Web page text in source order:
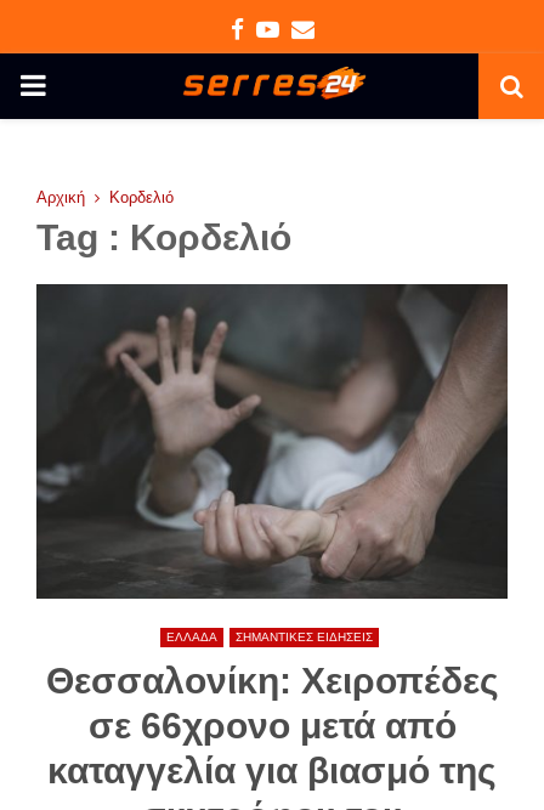
Facebook
Youtube
Email
PRIMARY
Αρχική Κορδελιό
Tag : Κορδελιό
ΕΛΛΑΔΑ ΣΗΜΑΝΤΙΚΕΣ ΕΙΔΗΣΕΙΣ
Θεσσαλονίκη: Χειροπέδες
σε 66χρονο μετά από
καταγγελία για βιασμό της